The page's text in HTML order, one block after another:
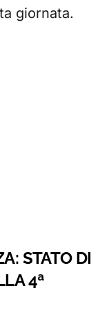
giornata.
STATO DI
4ª